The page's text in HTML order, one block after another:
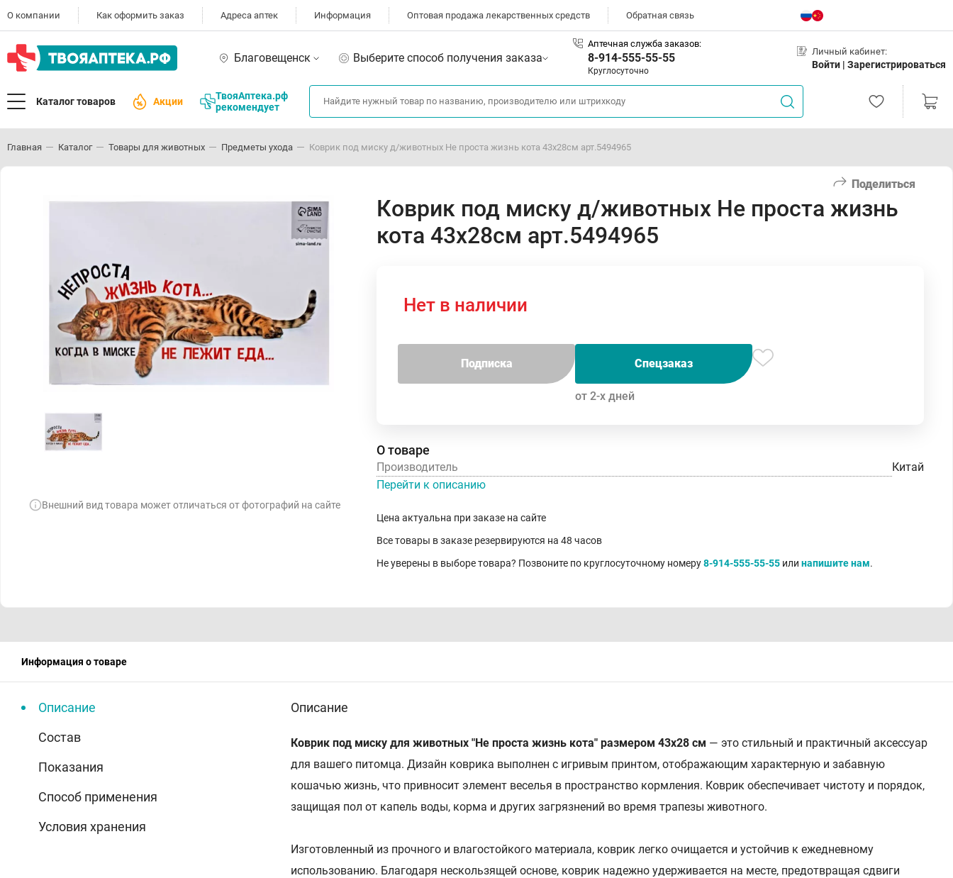
О компании Как оформить заказ Адреса аптек Информация Оптовая продажа лекарственных средств Обратная связь
Благовещенск Выберите способ получения заказа
Аптечная служба заказов:
8-914-555-55-55
Круглосуточно
Личный кабинет:
Войти | Зарегистрироваться
Каталог товаров Акции
ТвояАптека.рф
рекомендует
Главная Каталог Товары для животных Предметы ухода Коврик под миску д/животных Не проста жизнь кота 43х28см арт.5494965
Поделиться
Внешний вид товара может отличаться от фотографий на сайте
Коврик под миску д/животных Не проста жизнь
кота 43х28см арт.5494965
Нет в наличии
Подписка Спецзаказ
от 2-х дней
О товаре
Производитель
Китай
Перейти к описанию
Цена актуальна при заказе на сайте
Все товары в заказе резервируются на 48 часов
Не уверены в выборе товара? Позвоните по круглосуточному номеру8-914-555-55-55 или напишите нам.
Информация о товаре
Описание
Состав
Показания
Способ применения
Условия хранения
Описание
Коврик под миску для животных "Не проста жизнь кота" размером 43х28 см — это стильный и практичный аксессуар
для вашего питомца. Дизайн коврика выполнен с игривым принтом, отображающим характерную и забавную
кошачью жизнь, что привносит элемент веселья в пространство кормления. Коврик обеспечивает чистоту и порядок,
защищая пол от капель воды, корма и других загрязнений во время трапезы животного.
Изготовленный из прочного и влагостойкого материала, коврик легко очищается и устойчив к ежедневному
использованию. Благодаря нескользящей основе, коврик надежно удерживается на месте, предотвращая сдвиги